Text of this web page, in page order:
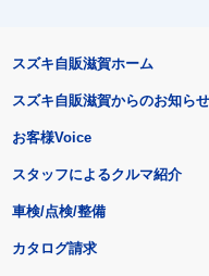
スズキ自販滋賀ホーム
スズキ自販滋賀からのお知らせ
お客様Voice
スタッフによるクルマ紹介
車検/点検/整備
カタログ請求